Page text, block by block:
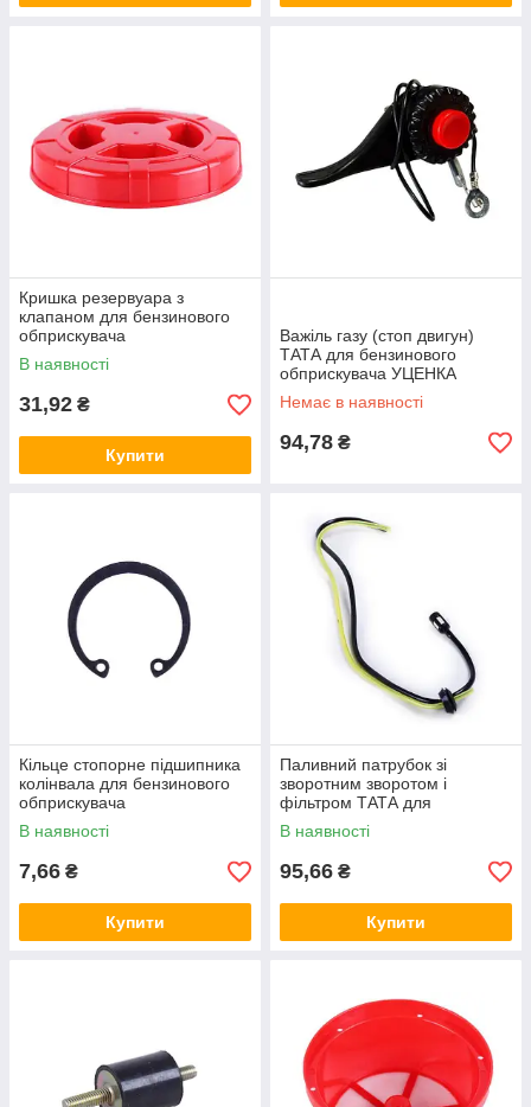
Кришка резервуара з
клапаном для бензинового
обприскувача
В наявності
31,92 ₴
Купити
Важіль газу (стоп двигун)
ТАТА для бензинового
обприскувача УЦЕНКА
Немає в наявності
94,78 ₴
Кільце стопорне підшипника
колінвала для бензинового
обприскувача
В наявності
7,66 ₴
Купити
Паливний патрубок зі
зворотним зворотом і
фільтром ТАТА для
бензинового обприскувача, L
— 600 мм
В наявності
95,66 ₴
Купити